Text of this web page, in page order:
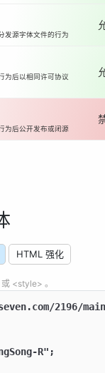
发源字体文件的行为
为后以相同许可协议
为后公开发布或闭源
HTML 强化
<style> 。
2196/
R";